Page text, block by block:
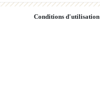
Conditions d'utilisation